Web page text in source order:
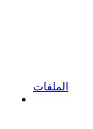
الملفات